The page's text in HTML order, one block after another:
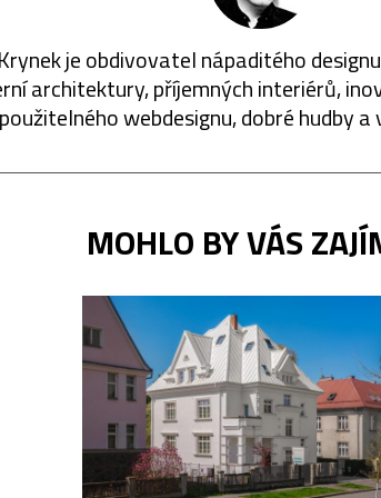
je obdivovatel nápaditého
architektury, příjemných interiérů,
použitelného webdesignu, dobré hudby a
MOHLO BY VÁS